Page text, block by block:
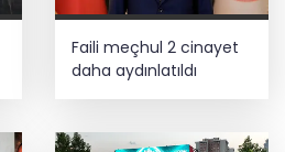
Faili meçhul 2 cinayet
daha aydınlatıldı